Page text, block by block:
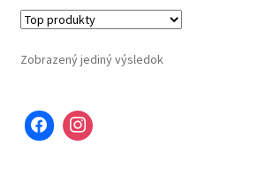
Zobrazený jediný výsledok